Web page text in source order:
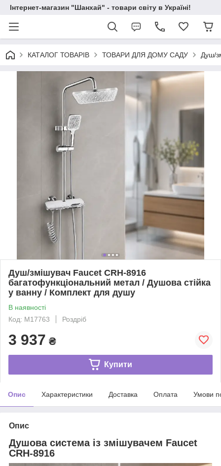
Інтернет-магазин "Шанхай" - товари світу в Україні!
КАТАЛОГ ТОВАРІВ ТОВАРИ ДЛЯ ДОМУ САДУ Душ/
Душ/змішувач Faucet CRH-8916
багатофункціональний метал / Душова стійка
у ванну / Комплект для душу
В наявності
Код: M17763
Роздріб
3 937 ₴
Купити
Опис Характеристики Доставка Оплата Умови
Опис
Душова система із змішувачем Faucet
CRH-8916